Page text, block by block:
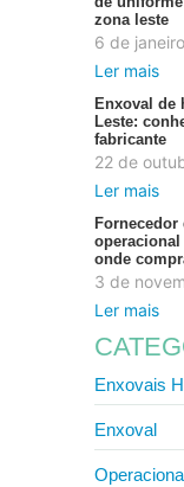
zona leste
6 de
Ler mais
Enxoval de
Leste:
fabricante
22 de
Ler mais
operacional
onde
3 de
Ler mais
Enxovais
Enxoval